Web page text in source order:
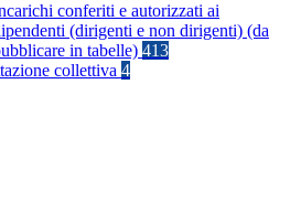
conferiti e autorizzati ai
(dirigenti e non dirigenti) (da
in tabelle) 413
collettiva 4